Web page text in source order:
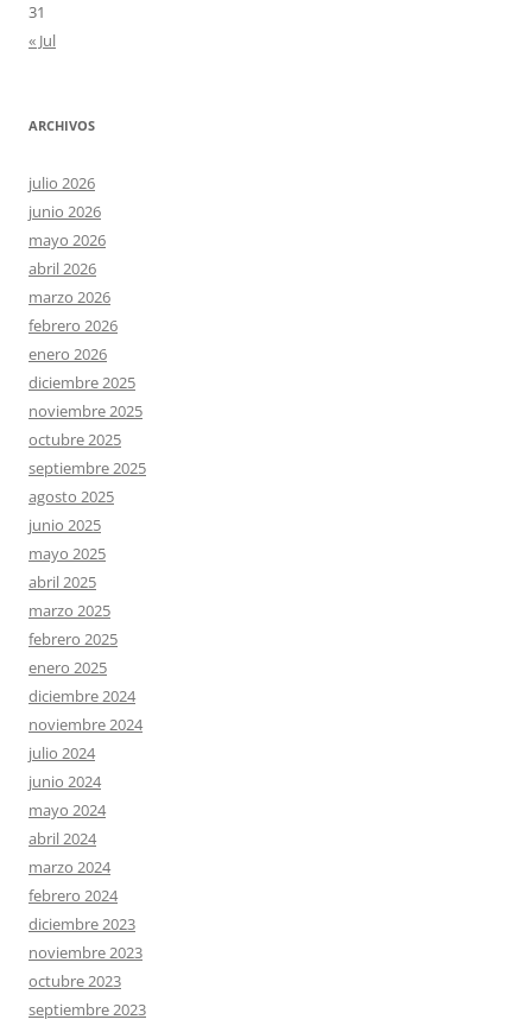
31
« Jul
ARCHIVOS
julio 2026
junio 2026
mayo 2026
abril 2026
marzo 2026
febrero 2026
enero 2026
diciembre 2025
noviembre 2025
octubre 2025
septiembre 2025
agosto 2025
junio 2025
mayo 2025
abril 2025
marzo 2025
febrero 2025
enero 2025
diciembre 2024
noviembre 2024
julio 2024
junio 2024
mayo 2024
abril 2024
marzo 2024
febrero 2024
diciembre 2023
noviembre 2023
octubre 2023
septiembre 2023